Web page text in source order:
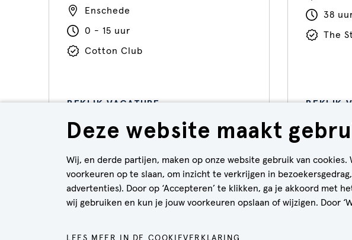
Deze website maakt
Wij, en derde partijen, maken op onze website gebruik van
voorkeuren op te slaan, om inzicht te verkrijgen in
advertenties). Door op ‘Accepteren’ te klikken, ga je akkoord met
wij gebruiken en kun je jouw voorkeuren opslaan of wijzigen. Door
LEES MEER IN DE COOKIEVERKLARING
Enschede
0 - 15 uur
Cotton Club
BEKIJK VACATURE
38
The
BEKIJK
CALL-TO-